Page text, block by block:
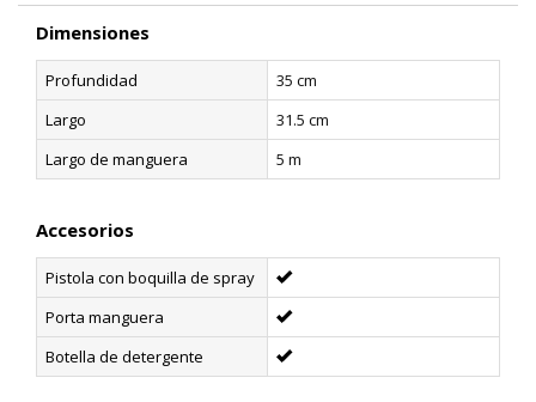
Dimensiones
Profundidad
35 cm
Largo
31.5 cm
Largo de manguera
5 m
Accesorios
Pistola con boquilla de spray
Porta manguera
Botella de detergente